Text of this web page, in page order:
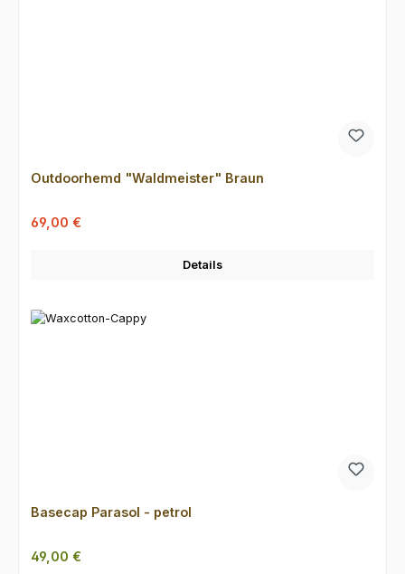
Outdoorhemd "Waldmeister" Braun
Verkaufspreis:
69,00 €
Details
Basecap Parasol - petrol
Regulärer Preis:
49,00 €